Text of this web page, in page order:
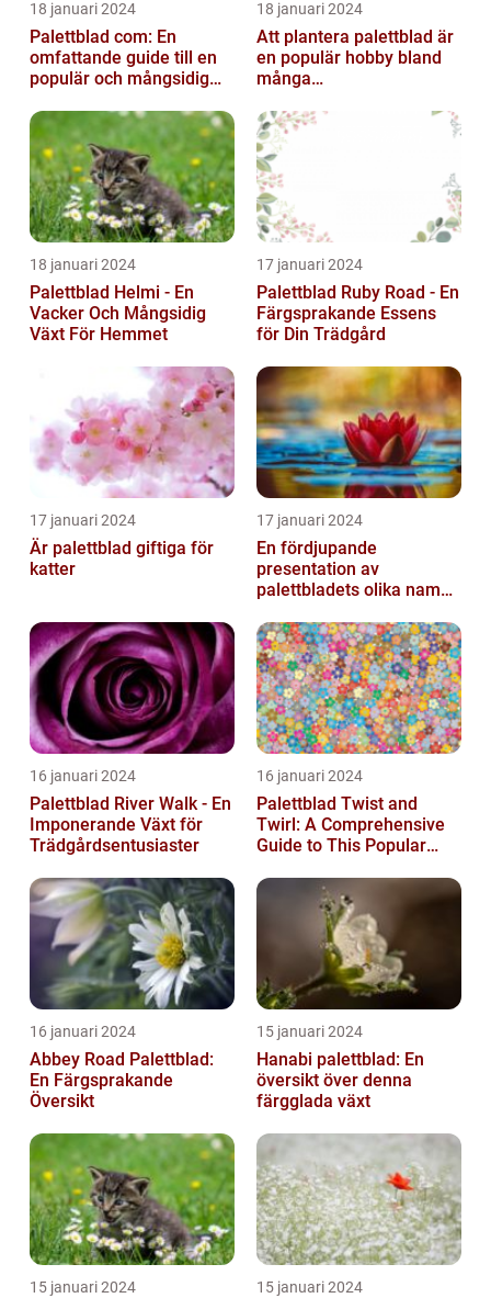
18 januari 2024
Palettblad com: En
omfattande guide till en
populär och mångsidig
18 januari 2024
Att plantera palettblad är
en populär hobby bland
många
kan bidra till att ...
18 januari 2024
Palettblad Helmi - En
Vacker Och Mångsidig
Växt För Hemmet
17 januari 2024
Palettblad Ruby Road - En
Färgsprakande Essens
för Din Trädgård
17 januari 2024
Är palettblad giftiga för
katter
17 januari 2024
En fördjupande
presentation av
palettbladets olika namn
16 januari 2024
Palettblad River Walk - En
Imponerande Växt för
Trädgårdsentusiaster
16 januari 2024
Palettblad Twist and
Twirl: A Comprehensive
Guide to This Popular
16 januari 2024
Abbey Road Palettblad:
En Färgsprakande
Översikt
15 januari 2024
Hanabi palettblad: En
översikt över denna
färgglada växt
15 januari 2024 15 januari 2024